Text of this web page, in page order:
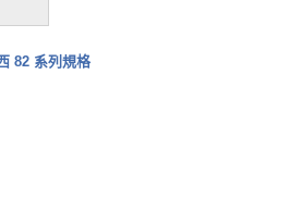
82 系列規格